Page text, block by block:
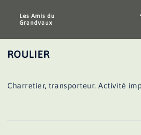
Les Amis du
Grandvaux
ROULIER
Charretier, transporteur. Activité